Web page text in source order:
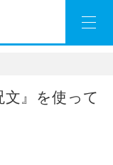
』を使って